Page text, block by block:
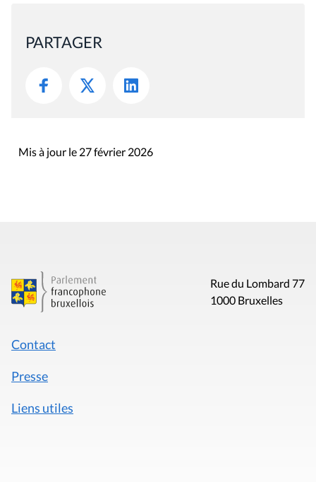
PARTAGER
Mis à jour le 27 février 2026
Rue du Lombard 77
1000 Bruxelles
Contact
Presse
Liens utiles